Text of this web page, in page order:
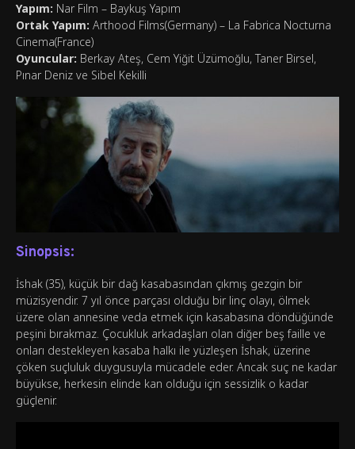
Yapım: Nar Film – Baykuş Yapım
Ortak Yapım: Arthood Films(Germany) – La Fabrica Nocturna
Cinema(France)
Oyuncular: Berkay Ateş, Cem Yiğit Üzümoğlu, Taner Birsel,
Pınar Deniz ve Sibel Kekilli
Sinopsis:
İshak (35), küçük bir dağ kasabasından çıkmış gezgin bir
müzisyendir. 7 yıl önce parçası olduğu bir linç olayı, ölmek
üzere olan annesine veda etmek için kasabasına döndüğünde
peşini bırakmaz. Çocukluk arkadaşları olan diğer beş faille ve
onları destekleyen kasaba halkı ile yüzleşen İshak, üzerine
çöken suçluluk duygusuyla mücadele eder. Ancak suç ne kadar
büyükse, herkesin elinde kan olduğu için sessizlik o kadar
güçlenir.